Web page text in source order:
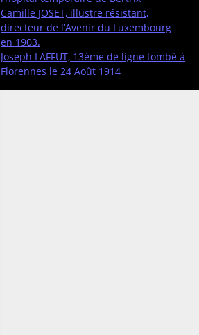
Camille JOSET, illustre résistant,
directeur de l’Avenir du Luxembourg
en 1903.
Joseph LAFFUT, 13ème de ligne tombé à
Florennes le 24 Août 1914